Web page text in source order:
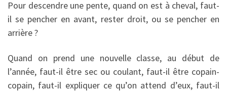
Pour descendre une pente, quand on est à cheval, faut-
il se pencher en avant, rester droit, ou se pencher en
arrière ?
Quand on prend une nouvelle classe, au début de
l’année, faut-il être sec ou coulant, faut-il être copain-
copain, faut-il expliquer ce qu’on attend d’eux, faut-il